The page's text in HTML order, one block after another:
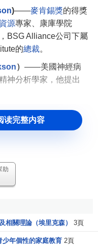
)——麥肯錫獎的得獎
源專家、康庫學院
BSG Alliance公司下屬
的總裁。
） ——美國神經病
神分析學家，他提出
读完整内容
助
相關理論（埃里克森） 3頁
少年個性的家庭教育 2頁